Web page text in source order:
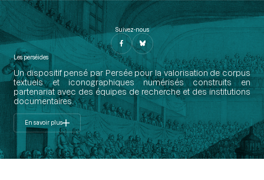
Suivez-nous
Les perséides
Un dispositif pensé par Persée pour la valorisation de corpus
textuels et iconographiques numérisés construits en
partenariat avec des équipes de recherche et des institutions
documentaires.
En savoir plus